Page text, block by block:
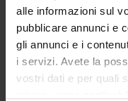
alle informazioni sul
pubblicare annunci e
gli annunci e i
i servizi. Avete la
vostri dati e per quali
Daniel
Kroening,
Ofer
Strichman
An
point